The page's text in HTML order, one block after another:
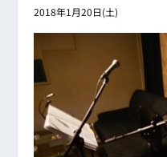
2018年1月20日(土)